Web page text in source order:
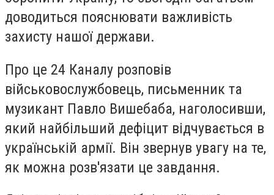
доводиться пояснювати важливість
захисту нашої держави.
Про це 24 Каналу розповів
військовослужбовець, письменник та
музикант Павло Вишебаба, наголосивши,
який найбільший дефіцит відчувається в
українській армії. Він звернув увагу на те,
як можна розв'язати це завдання.